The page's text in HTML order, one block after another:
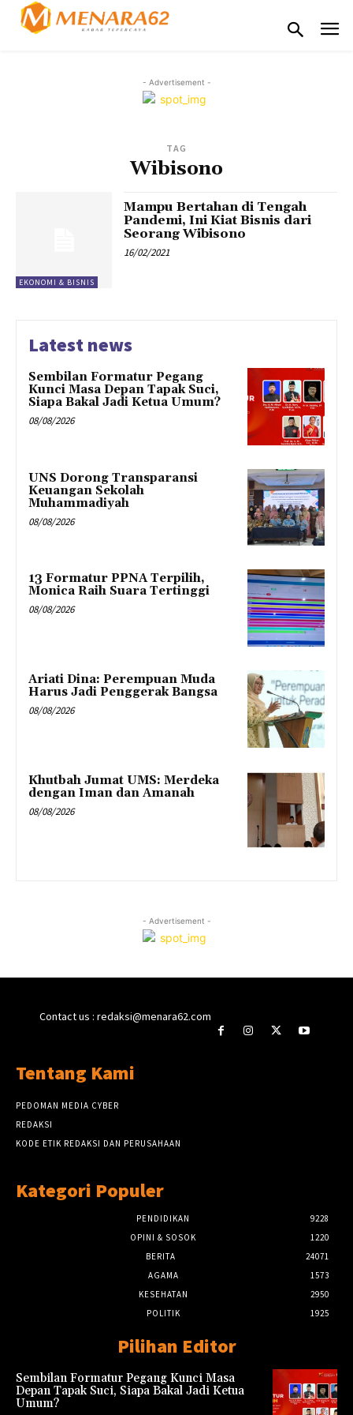
- Advertisement -
TAG
Wibisono
EKONOMI & BISNIS
Mampu Bertahan di Tengah
Pandemi, Ini Kiat Bisnis dari
Seorang Wibisono
16/02/2021
Latest news
Sembilan Formatur Pegang
Kunci Masa Depan Tapak Suci,
Siapa Bakal Jadi Ketua Umum?
08/08/2026
UNS Dorong Transparansi
Keuangan Sekolah
Muhammadiyah
08/08/2026
13 Formatur PPNA Terpilih,
Monica Raih Suara Tertinggi
08/08/2026
Ariati Dina: Perempuan Muda
Harus Jadi Penggerak Bangsa
08/08/2026
Khutbah Jumat UMS: Merdeka
dengan Iman dan Amanah
08/08/2026
- Advertisement -
Contact us : redaksi@menara62.com
Tentang Kami
PEDOMAN MEDIA CYBER
REDAKSI
KODE ETIK REDAKSI DAN PERUSAHAAN
Kategori Populer
PENDIDIKAN
9228
OPINI & SOSOK
1220
BERITA
24071
AGAMA
1573
KESEHATAN
2950
POLITIK
1925
Pilihan Editor
Sembilan Formatur Pegang Kunci Masa
Depan Tapak Suci, Siapa Bakal Jadi Ketua
Umum?